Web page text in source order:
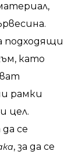
подходящи
като
рамки
цел.
се
, за да се